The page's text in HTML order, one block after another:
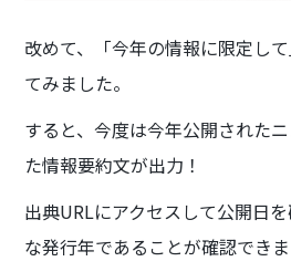
改めて、「今年の情報に限定し
てみました。
すると、今度は今年公開された
た情報要約文が出力！
出典URLにアクセスして公開日
な発行年であることが確認できま